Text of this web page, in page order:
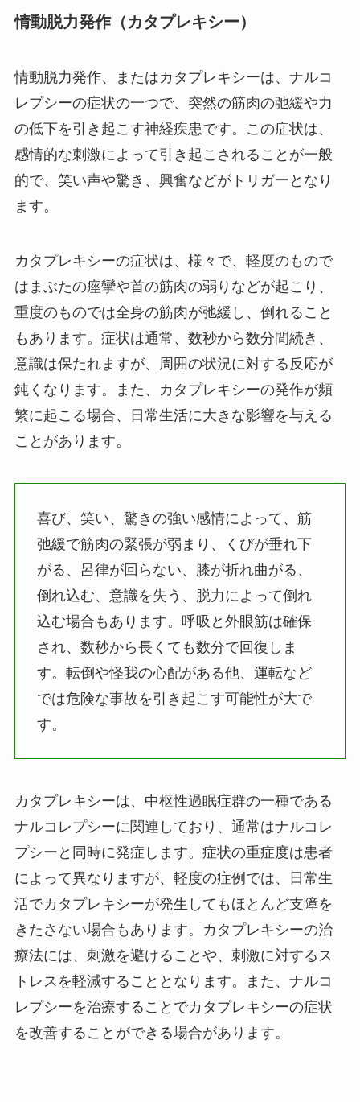
情動脱力発作（カタプレキシー）
情動脱力発作、またはカタプレキシーは、ナルコ
レプシーの症状の一つで、突然の筋肉の弛緩や力
の低下を引き起こす神経疾患です。この症状は、
感情的な刺激によって引き起こされることが一般
的で、笑い声や驚き、興奮などがトリガーとなり
ます。
カタプレキシーの症状は、様々で、軽度のもので
はまぶたの痙攣や首の筋肉の弱りなどが起こり、
重度のものでは全身の筋肉が弛緩し、倒れること
もあります。症状は通常、数秒から数分間続き、
意識は保たれますが、周囲の状況に対する反応が
鈍くなります。また、カタプレキシーの発作が頻
繁に起こる場合、日常生活に大きな影響を与える
ことがあります。
喜び、笑い、驚きの強い感情によって、筋
弛緩で筋肉の緊張が弱まり、くびが垂れ下
がる、呂律が回らない、膝が折れ曲がる、
倒れ込む、意識を失う、脱力によって倒れ
込む場合もあります。呼吸と外眼筋は確保
され、数秒から長くても数分で回復しま
す。転倒や怪我の心配がある他、運転など
では危険な事故を引き起こす可能性が大で
す。
カタプレキシーは、中枢性過眠症群の一種である
ナルコレプシーに関連しており、通常はナルコレ
プシーと同時に発症します。症状の重症度は患者
によって異なりますが、軽度の症例では、日常生
活でカタプレキシーが発生してもほとんど支障を
きたさない場合もあります。カタプレキシーの治
療法には、刺激を避けることや、刺激に対するス
トレスを軽減することとなります。また、ナルコ
レプシーを治療することでカタプレキシーの症状
を改善することができる場合があります。